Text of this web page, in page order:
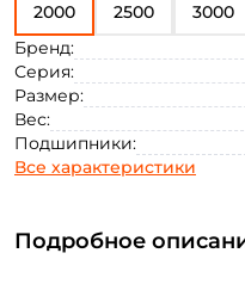
2000
2500 3000
Бренд:
Серия:
Размер:
Вес:
Подшипники:
Все характеристики
Подробное